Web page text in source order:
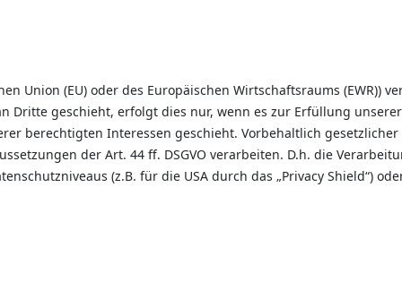
Union (EU) oder des Europäischen Wirtschaftsraums (EWR))
Dritte geschieht, erfolgt dies nur, wenn es zur Erfüllung
berechtigten Interessen geschieht. Vorbehaltlich
der Art. 44 ff. DSGVO verarbeiten. D.h. die
(z.B. für die USA durch das „Privacy Shield“)